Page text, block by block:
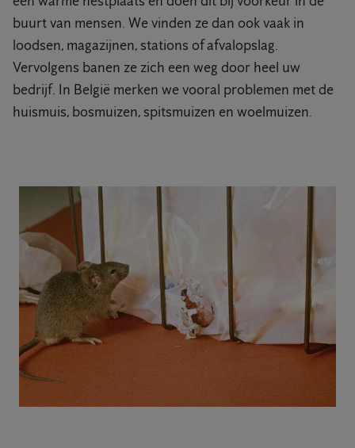
buurt van mensen. We vinden ze dan ook vaak in
loodsen, magazijnen, stations of afvalopslag.
Vervolgens banen ze zich een weg door heel uw
bedrijf. In België merken we vooral problemen met de
huismuis, bosmuizen, spitsmuizen en woelmuizen.